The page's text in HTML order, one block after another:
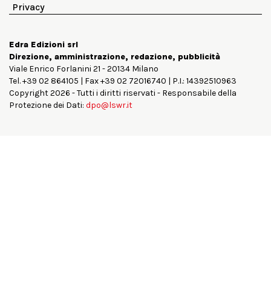
Privacy
Edra Edizioni srl
Direzione, amministrazione, redazione, pubblicità
Viale Enrico Forlanini 21 - 20134 Milano
Tel. +39 02 864105 | Fax +39 02 72016740 | P.I.: 14392510963
Copyright 2026 - Tutti i diritti riservati - Responsabile della
Protezione dei Dati: dpo@lswr.it